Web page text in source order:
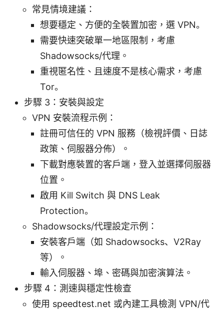
常見情境建議：
想要穩定、方便的全裝置加密，選 VPN。
需要快速突破單一地區限制，考慮
Shadowsocks/代理。
重視匿名性、且速度不是核心需求，考慮
Tor。
步驟 3：安裝與設定
VPN 安裝流程示例：
註冊可信任的 VPN 服務（檢視評價、日誌
政策、伺服器分佈）。
下載對應裝置的客戶端，登入並選擇伺服器
位置。
啟用 Kill Switch 與 DNS Leak
Protection。
Shadowsocks/代理設定示例：
安裝客戶端（如 Shadowsocks、V2Ray
等）。
輸入伺服器、埠、密碼與加密演算法。
步驟 4：測速與穩定性檢查
使用 speedtest.net 或內建工具檢測 VPN/代